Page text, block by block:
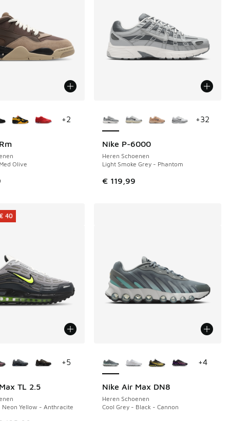
Olive
+2
Nike P-6000
Heren Schoenen
Light Smoke Grey - Phantom
€ 119,99
+32
TL 2.5
Neon Yellow - Anthracite
40
+5
40
Nike Air Max DN8
Heren Schoenen
Cool Grey - Black - Cannon
+4